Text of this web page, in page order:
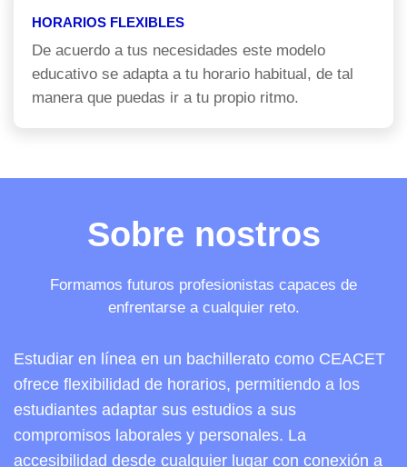
HORARIOS FLEXIBLES
De acuerdo a tus necesidades este modelo
educativo se adapta a tu horario habitual, de tal
manera que puedas ir a tu propio ritmo.
Sobre nostros
Formamos futuros profesionistas capaces de
enfrentarse a cualquier reto.
Estudiar en línea en un bachillerato como CEACET
ofrece flexibilidad de horarios, permitiendo a los
estudiantes adaptar sus estudios a sus
compromisos laborales y personales. La
accesibilidad desde cualquier lugar con conexión a